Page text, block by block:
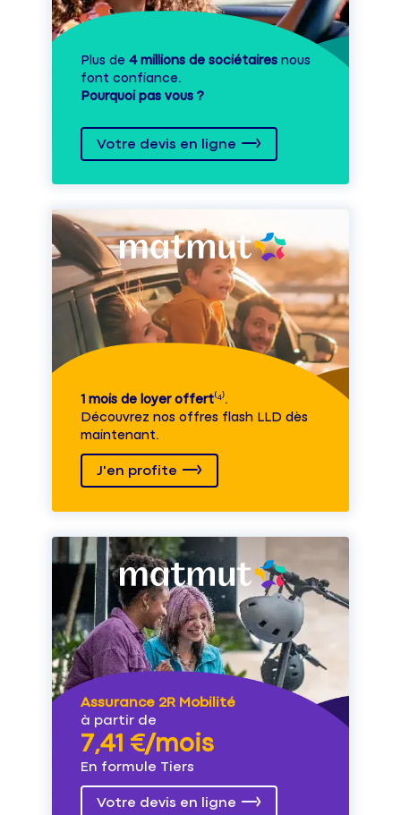
Plus de 4 millions de sociétaires nous
font confiance.
Pourquoi pas vous ?
Votre devis en ligne
1 mois de loyer offert⁽⁴⁾.
Découvrez nos offres flash LLD dès
maintenant.
J'en profite
Assurance 2R Mobilité
à partir de
7,41 €/mois
En formule Tiers
Votre devis en ligne